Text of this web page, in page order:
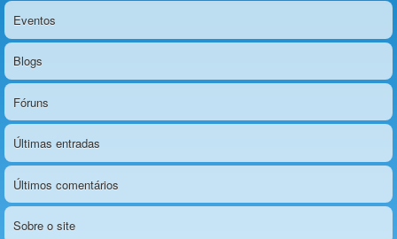
Eventos
Blogs
Fóruns
Últimas entradas
Últimos comentários
Sobre o site